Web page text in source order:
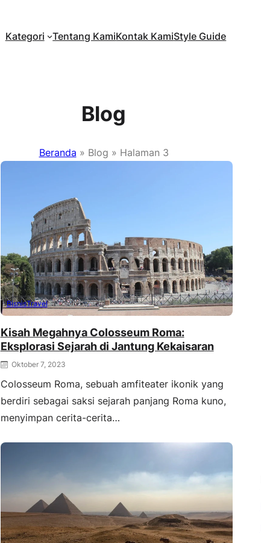
Kategori Tentang KamiKontak KamiStyle Guide
Blog
Beranda » Blog » Halaman 3
BisnisTravel
Kisah Megahnya Colosseum Roma:
Eksplorasi Sejarah di Jantung Kekaisaran
Oktober 7, 2023
Colosseum Roma, sebuah amfiteater ikonik yang
berdiri sebagai saksi sejarah panjang Roma kuno,
menyimpan cerita-cerita…